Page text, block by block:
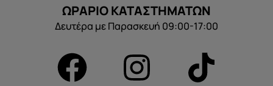
ΩΡΑΡΙΟ ΚΑΤΑΣΤΗΜΑΤΩΝ
Δευτέρα με Παρασκευή 09:00-17:00